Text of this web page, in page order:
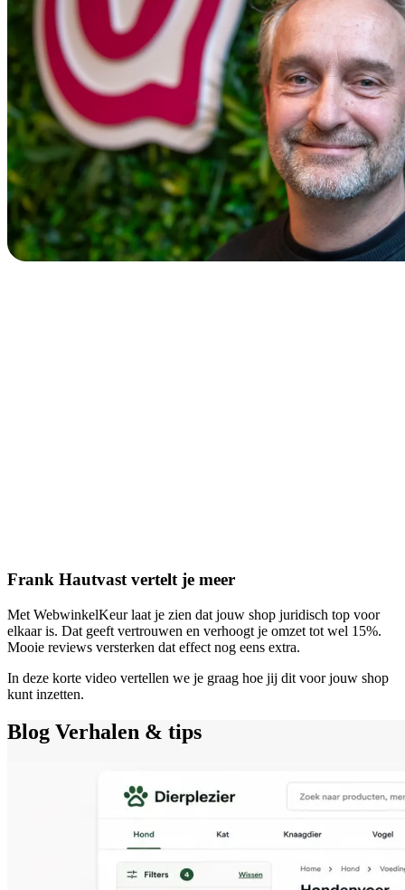
Frank Hautvast vertelt je meer
Met WebwinkelKeur laat je zien dat jouw shop juridisch top voor
elkaar is. Dat geeft vertrouwen en verhoogt je omzet tot wel 15%.
Mooie reviews versterken dat effect nog eens extra.
In deze korte video vertellen we je graag hoe jij dit voor jouw shop
kunt inzetten.
Blog Verhalen & tips